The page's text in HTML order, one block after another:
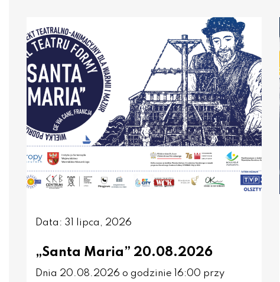
Data: 31 lipca, 2026
„Santa Maria” 20.08.2026
Dnia 20.08.2026 o godzinie 16:00 przy